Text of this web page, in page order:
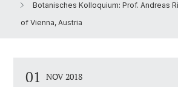
Botanisches Kolloquium: Prof. Andreas
of Vienna, Austria
01 NOV 2018